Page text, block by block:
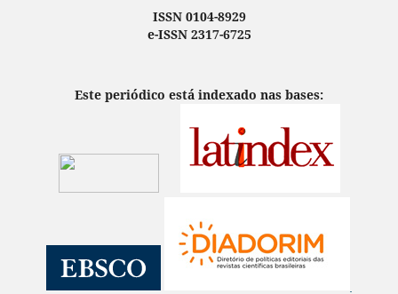
ISSN 0104-8929
e-ISSN 2317-6725
Este periódico está indexado nas bases: